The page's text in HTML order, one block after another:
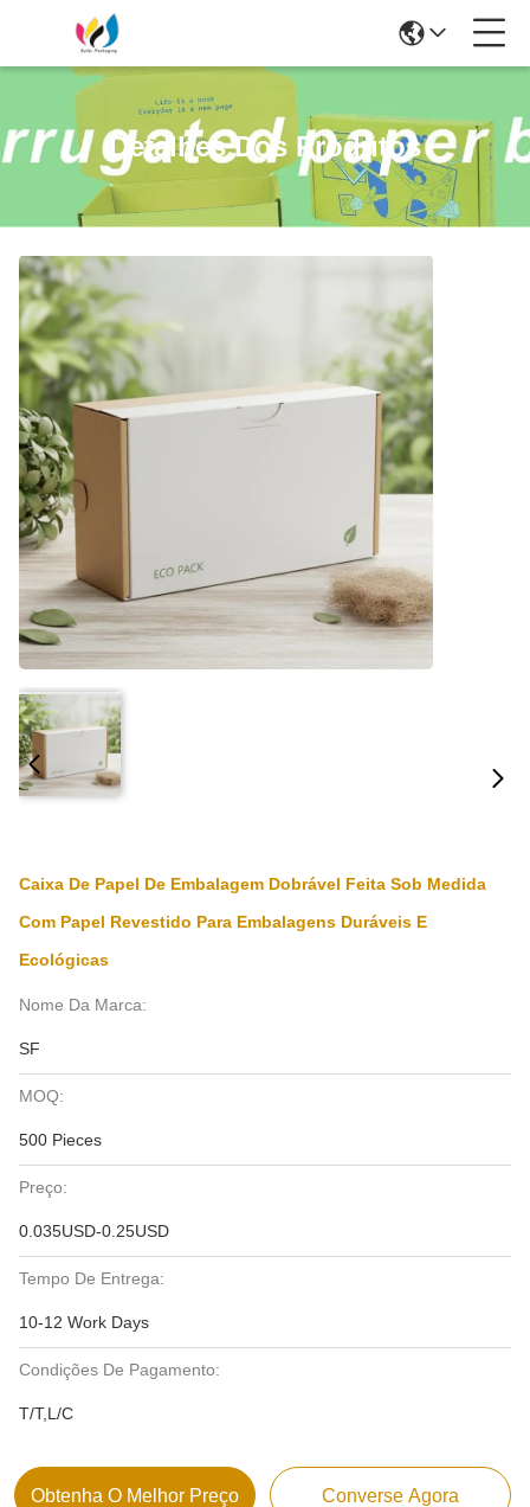
Detalhes Dos Produtos
Caixa De Papel De Embalagem Dobrável Feita Sob Medida
Com Papel Revestido Para Embalagens Duráveis E
Ecológicas
Nome Da Marca:
SF
MOQ:
500 Pieces
Preço:
0.035USD-0.25USD
Tempo De Entrega:
10-12 Work Days
Condições De Pagamento:
T/T,L/C
Obtenha O Melhor Preço Converse Agora